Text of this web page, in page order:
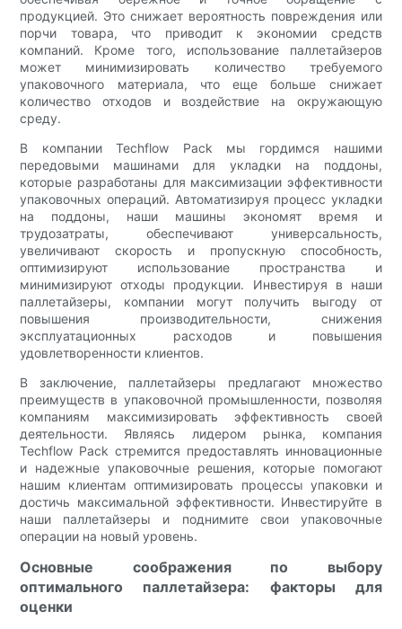
продукцией. Это снижает вероятность повреждения или
порчи товара, что приводит к экономии средств
компаний. Кроме того, использование паллетайзеров
может минимизировать количество требуемого
упаковочного материала, что еще больше снижает
количество отходов и воздействие на окружающую
среду.
В компании Techflow Pack мы гордимся нашими
передовыми машинами для укладки на поддоны,
которые разработаны для максимизации эффективности
упаковочных операций. Автоматизируя процесс укладки
на поддоны, наши машины экономят время и
трудозатраты, обеспечивают универсальность,
увеличивают скорость и пропускную способность,
оптимизируют использование пространства и
минимизируют отходы продукции. Инвестируя в наши
паллетайзеры, компании могут получить выгоду от
повышения производительности, снижения
эксплуатационных расходов и повышения
удовлетворенности клиентов.
В заключение, паллетайзеры предлагают множество
преимуществ в упаковочной промышленности, позволяя
компаниям максимизировать эффективность своей
деятельности. Являясь лидером рынка, компания
Techflow Pack стремится предоставлять инновационные
и надежные упаковочные решения, которые помогают
нашим клиентам оптимизировать процессы упаковки и
достичь максимальной эффективности. Инвестируйте в
наши паллетайзеры и поднимите свои упаковочные
операции на новый уровень.
Основные соображения по выбору
оптимального паллетайзера: факторы для
оценки